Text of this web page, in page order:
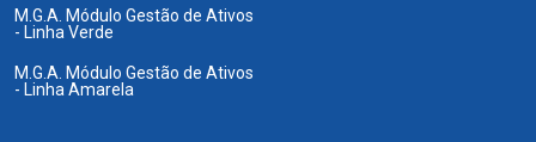
M.G.A. Módulo Gestão de Ativos
- Linha Verde
M.G.A. Módulo Gestão de Ativos
- Linha Amarela